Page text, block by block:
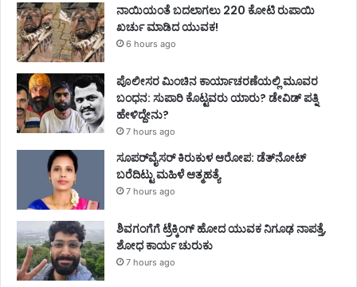
ನಾಯಿಯಂತೆ ಬದಲಾಗಲು 220 ಕೋಟಿ ರುಪಾಯಿ
ಖರ್ಚು ಮಾಡಿದ ಯುವಕ!
6 hours ago
ಪೊಲೀಸರ ಮಿಂಚಿನ ಕಾರ್ಯಾಚರಣೆಯಲ್ಲಿ ಮೂವರ
ಬಂಧನ: ಸುಪಾರಿ ಕೊಟ್ಟವರು ಯಾರು? ಡೇವಿಡ್ ಪತ್ನಿ
ಹೇಳಿದ್ದೇನು?
7 hours ago
ಸೂಪರ್‌ವೈಸರ್‌ ಕಿರುಕುಳ ಆರೋಪ: ಡೆತ್‌ನೋಟ್‌
ಬರೆದಿಟ್ಟು ಮಹಿಳೆ ಆತ್ಮಹತ್ಯೆ
7 hours ago
ಶಿವಗಂಗೆಗೆ ಟ್ರೆಕ್ಕಿಂಗ್‌ ಹೋದ ಯುವಕ ನಿಗೂಢ ನಾಪತ್ತೆ,
ಶೋಧ ಕಾರ್ಯ ಚುರುಕು
7 hours ago